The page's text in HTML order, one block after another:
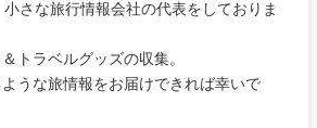
さな旅行情報会社の代表をしておりま
トラベルグッズの収集。
うな旅情報をお届けできれば幸いで